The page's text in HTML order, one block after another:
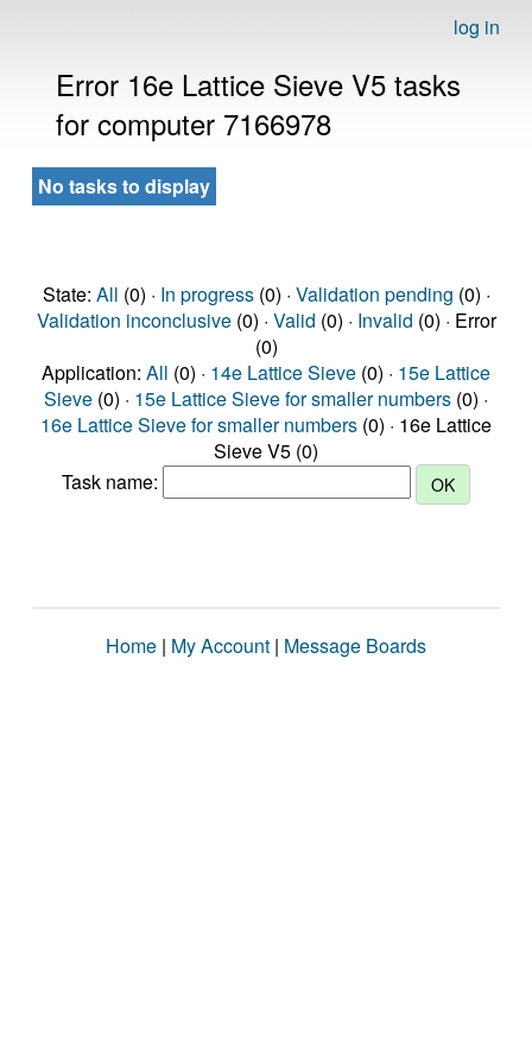
log in
Error 16e Lattice Sieve V5 tasks
for computer 7166978
No tasks to display
State: All (0) · In progress(0) · Validation pending (0) ·
Validation inconclusive(0) · Valid (0) · Invalid (0) · Error
(0)
Application: All (0) · 14e Lattice Sieve (0) · 15e Lattice
Sieve (0) · 15e Lattice Sieve for smaller numbers (0) ·
16e Lattice Sieve for smaller numbers (0) · 16e Lattice
Sieve V5 (0)
Task name:
Home | My Account | Message Boards